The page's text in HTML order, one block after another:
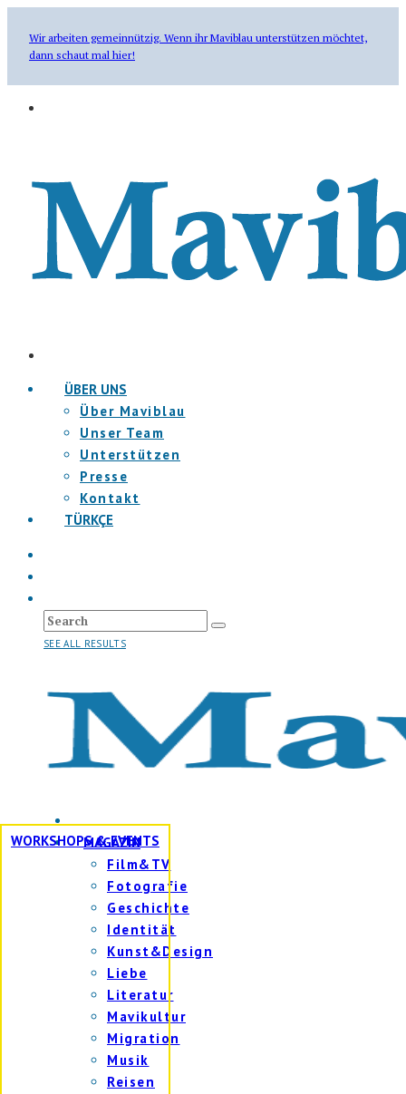
Wir arbeiten gemeinnützig. Wenn ihr Maviblau unterstützen möchtet,
dann schaut mal hier!
ÜBER UNS
Über Maviblau
Unser Team
Unterstützen
Presse
Kontakt
TÜRKÇE
SEE ALL RESULTS
WORKSHOPS & EVENTS
MAGAZIN
Film&TV
Fotografie
Geschichte
Identität
Kunst&Design
Liebe
Literatur
Mavikultur
Migration
Musik
Reisen